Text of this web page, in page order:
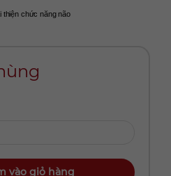
thiện chức năng não
vào giỏ hàng